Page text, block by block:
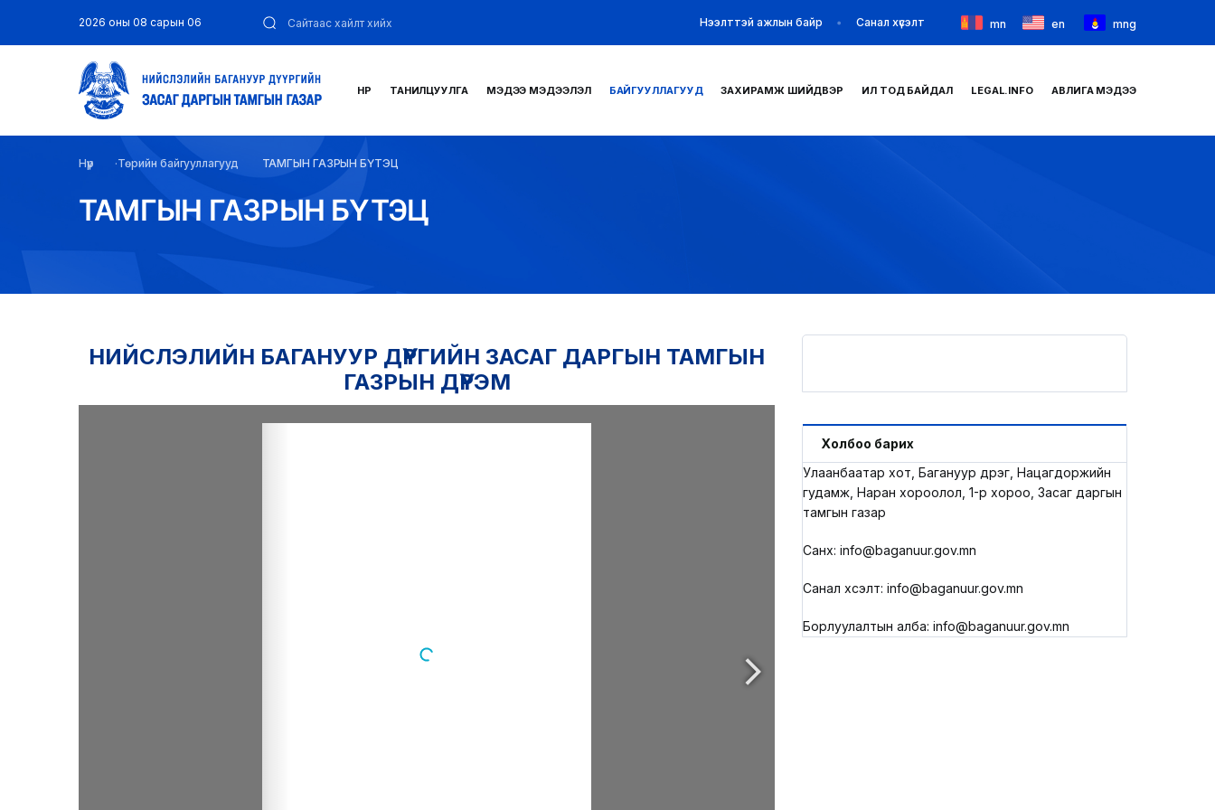
ЗАХИРАМЖ ШИЙДВЭР
LEGAL.INFO
АВЛИГА МЭДЭЭ
2026 оны 08 сарын 06 Нээлттэй ажлын байр Санал хүсэлт mn en mng
НҮҮР ТАНИЛЦУУЛГА МЭДЭЭ МЭДЭЭЛЭЛ БАЙГУУЛЛАГУУД ЗАХИРАМЖ ШИЙДВЭР ИЛ ТОД БАЙДАЛ LEGAL.INFO АВЛИГА МЭДЭЭ
Нүүр Төрийн байгууллагууд ТАМГЫН ГАЗРЫН БҮТЭЦ
ТАМГЫН ГАЗРЫН БҮТЭЦ
НИЙСЛЭЛИЙН БАГАНУУР ДҮҮРГИЙН ЗАСАГ ДАРГЫН ТАМГЫН
ГАЗРЫН ДҮРЭМ
Холбоо барих
Улаанбаатар хот, Багануур дүүрэг, Нацагдоржийн
гудамж, Наран хороолол, 1-р хороо, Засаг даргын
тамгын газар
Санхүү: info@baganuur.gov.mn
Санал хүсэлт: info@baganuur.gov.mn
Борлуулалтын алба: info@baganuur.gov.mn